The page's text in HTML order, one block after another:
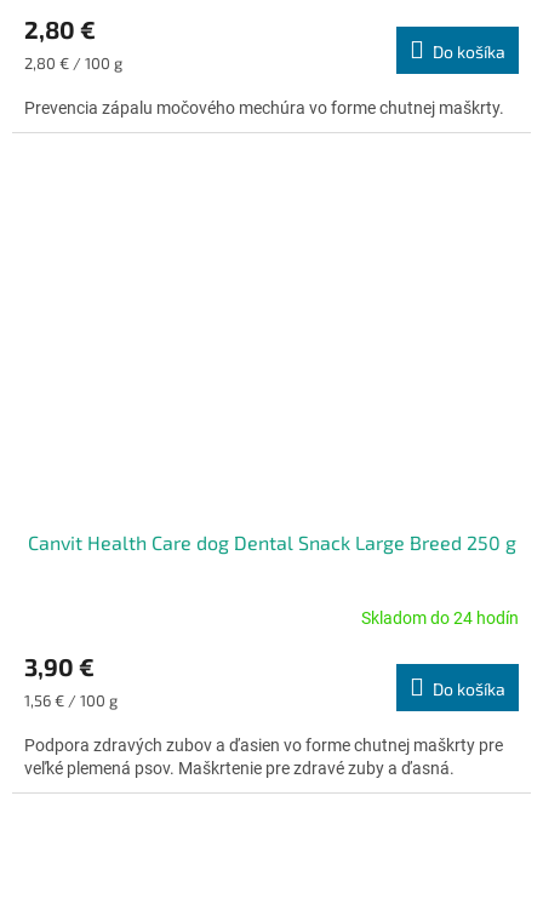
produktu
4,9
z
2,80 €
Jednotková
2,80 € / 100 g
Do košíka
Prevencia zápalu močového mechúra vo forme chutnej maškrty.
Canvit Health Care dog Dental Snack Large Breed 250 g
produktu
5,0
z
hviezdičiek.
Skladom do 24 hodín
3,90 €
Jednotková
1,56 € / 100 g
Do košíka
Podpora zdravých zubov a ďasien vo forme chutnej maškrty pre
veľké plemená psov. Maškrtenie pre zdravé zuby a ďasná.